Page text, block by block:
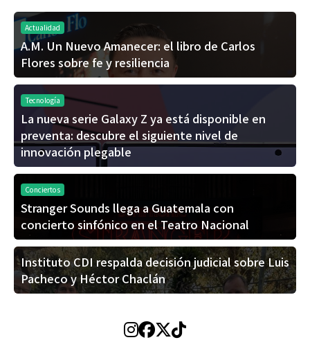
Actualidad
A.M. Un Nuevo Amanecer: el libro de Carlos
Flores sobre fe y resiliencia
Tecnología
La nueva serie Galaxy Z ya está disponible en
preventa: descubre el siguiente nivel de
innovación plegable
Conciertos
Stranger Sounds llega a Guatemala con
concierto sinfónico en el Teatro Nacional
Instituto CDI respalda decisión judicial sobre Luis
Pacheco y Héctor Chaclán